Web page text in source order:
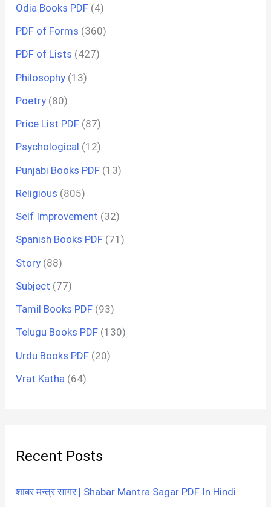
Odia Books PDF (4)
PDF of Forms (360)
PDF of Lists (427)
Philosophy (13)
Poetry (80)
Price List PDF (87)
Psychological (12)
Punjabi Books PDF (13)
Religious (805)
Self Improvement (32)
Spanish Books PDF (71)
Story (88)
Subject (77)
Tamil Books PDF (93)
Telugu Books PDF (130)
Urdu Books PDF (20)
Vrat Katha (64)
Recent Posts
शाबर मन्त्र सागर | Shabar Mantra Sagar PDF In Hindi